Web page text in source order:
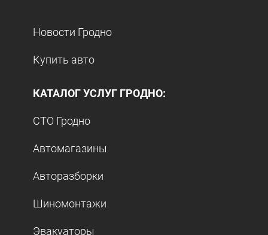
Новости Гродно
Купить авто
КАТАЛОГ УСЛУГ ГРОДНО:
СТО Гродно
Автомагазины
Авторазборки
Шиномонтажи
Эвакуаторы